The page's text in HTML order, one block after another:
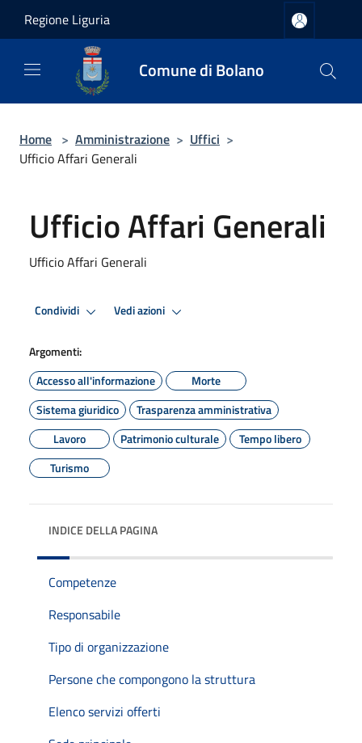
Regione Liguria
Comune di Bolano
Home > Amministrazione > Uffici >
Ufficio Affari Generali
Ufficio Affari Generali
Ufficio Affari Generali
Condividi Vedi azioni
Argomenti:
Accesso all'informazione
Morte
Sistema giuridico
Trasparenza amministrativa
Lavoro
Patrimonio culturale
Tempo libero
Turismo
INDICE DELLA PAGINA
Competenze
Responsabile
Tipo di organizzazione
Persone che compongono la struttura
Elenco servizi offerti